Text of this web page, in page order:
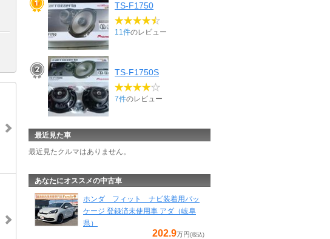
TS-F1750
11件のレビュー
TS-F1750S
7件のレビュー
最近見た車
最近見たクルマはありません。
あなたにオススメの中古車
ホンダ フィット ナビ装着用パッ
ケージ 登録済未使用車 アダ（岐阜
県）
202.9万円(税込)